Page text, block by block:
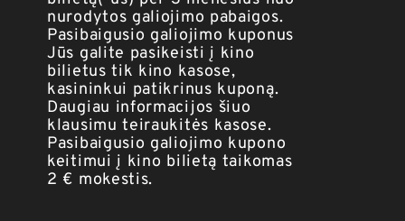
nurodytos galiojimo pabaigos.
Pasibaigusio galiojimo kuponus
Jūs galite pasikeisti į kino
bilietus tik kino kasose,
kasininkui patikrinus kuponą.
Daugiau informacijos šiuo
klausimu teiraukitės kasose.
Pasibaigusio galiojimo kupono
keitimui į kino bilietą taikomas
2 € mokestis.